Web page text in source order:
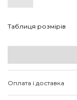
Таблиця розмірів
Оплата і доставка